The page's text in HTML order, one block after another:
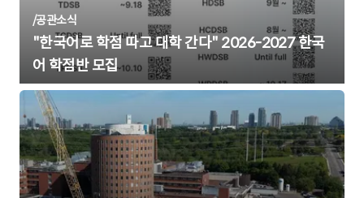
/공관소식
"한국어로 학점 따고 대학 간다" 2026-2027 한국
어 학점반 모집